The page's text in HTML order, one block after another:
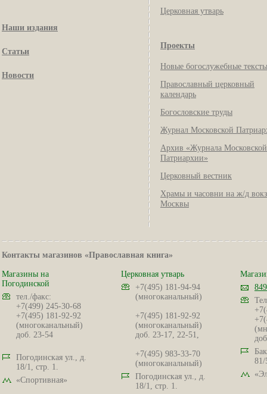
Наши издания
Статьи
Новости
Церковная утварь
Проекты
Новые богослужебные тексты
Православный церковный
календарь
Богословские труды
Журнал Московской
Архив «Журнала Московской
Патриархии»
Церковный вестник
Храмы и часовни на ж/д
Москвы
Контакты магазинов «Православная книга»
Магазины на
Погодинской
тел./факс:
+7(499) 245-30-68
+7(495) 181-92-92
(многоканальный)
доб. 23-54
Погодинская ул., д.
18/1, стр. 1.
«Спортивная»
Церковная утварь
+7(495) 181-94-94
(многоканальный)
+7(495) 181-92-92
(многоканальный)
доб. 23-17, 22-51,
+7(495) 983-33-70
(многоканальный)
Погодинская ул., д.
18/1, стр. 1.
81/